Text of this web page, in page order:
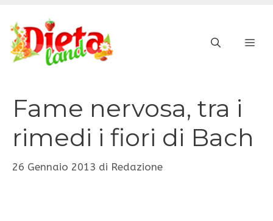
contenuto
Fame nervosa, tra i
rimedi i fiori di Bach
26 Gennaio 2013 di Redazione